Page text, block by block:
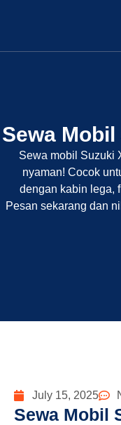
Sewa
Sewa mobil Suzuki
nyaman! Cocok
dengan kabin lega,
Pesan sekarang dan
July 15, 2025
Sewa Mobil